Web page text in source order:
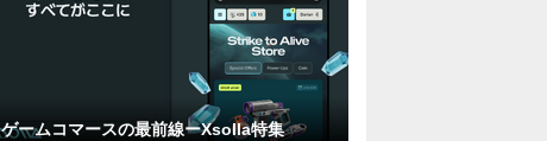
ゲームコマースの最前線ーXsolla特集